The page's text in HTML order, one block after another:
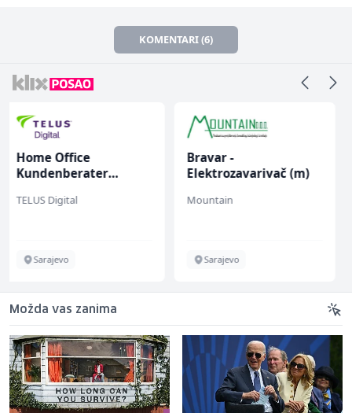
KOMENTARI (6)
Bravar -
Elektrozavarivač (m)
Mountain
Sarajevo
Prodavač u školskoj
kantini (ž)
Slatko i Slano
Više lokacija
Možda vas zanima